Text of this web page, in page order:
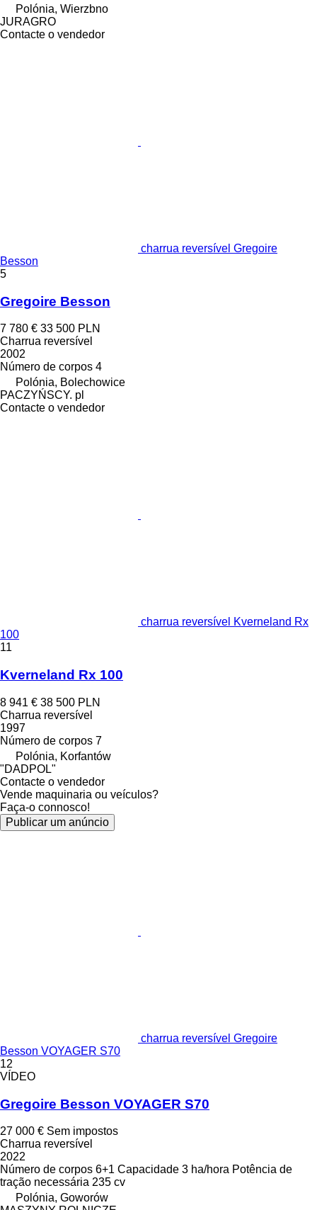
Polónia, Wierzbno
JURAGRO
Contacte o vendedor
charrua reversível Gregoire
Besson
5
Gregoire Besson
7 780 € 33 500 PLN
Charrua reversível
2002
Número de corpos 4
Polónia, Bolechowice
PACZYŃSCY. pl
Contacte o vendedor
charrua reversível Kverneland Rx
100
11
Kverneland Rx 100
8 941 € 38 500 PLN
Charrua reversível
1997
Número de corpos 7
Polónia, Korfantów
"DADPOL"
Contacte o vendedor
Vende maquinaria ou veículos?
Faça-o connosco!
Publicar um anúncio
charrua reversível Gregoire
Besson VOYAGER S70
12
VÍDEO
Gregoire Besson VOYAGER S70
27 000 € Sem impostos
Charrua reversível
2022
Número de corpos 6+1 Capacidade 3 ha/hora Potência de
tração necessária 235 cv
Polónia, Goworów